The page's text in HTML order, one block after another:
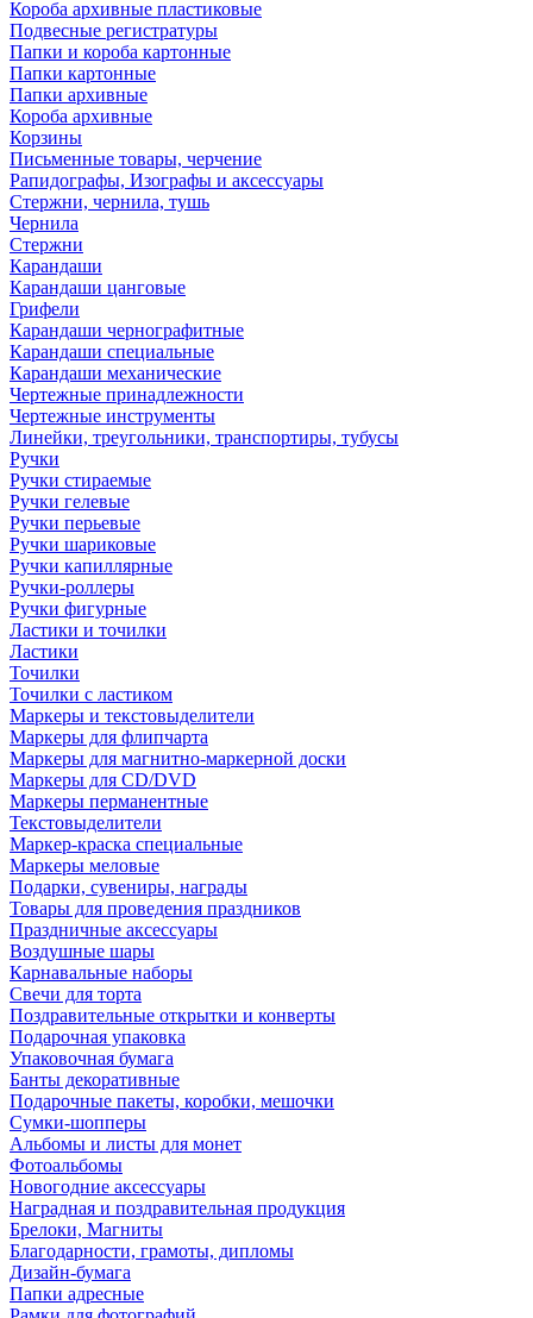
Короба архивные пластиковые
Подвесные регистратуры
Папки и короба картонные
Папки картонные
Папки архивные
Короба архивные
Корзины
Письменные товары, черчение
Рапидографы, Изографы и аксессуары
Стержни, чернила, тушь
Чернила
Стержни
Карандаши
Карандаши цанговые
Грифели
Карандаши чернографитные
Карандаши специальные
Карандаши механические
Чертежные принадлежности
Чертежные инструменты
Линейки, треугольники, транспортиры, тубусы
Ручки
Ручки стираемые
Ручки гелевые
Ручки перьевые
Ручки шариковые
Ручки капиллярные
Ручки-роллеры
Ручки фигурные
Ластики и точилки
Ластики
Точилки
Точилки с ластиком
Маркеры и текстовыделители
Маркеры для флипчарта
Маркеры для магнитно-маркерной доски
Маркеры для CD/DVD
Маркеры перманентные
Текстовыделители
Маркер-краска специальные
Маркеры меловые
Подарки, сувениры, награды
Товары для проведения праздников
Праздничные аксессуары
Воздушные шары
Карнавальные наборы
Свечи для торта
Поздравительные открытки и конверты
Подарочная упаковка
Упаковочная бумага
Банты декоративные
Подарочные пакеты, коробки, мешочки
Сумки-шопперы
Альбомы и листы для монет
Фотоальбомы
Новогодние аксессуары
Наградная и поздравительная продукция
Брелоки, Магниты
Благодарности, грамоты, дипломы
Дизайн-бумага
Папки адресные